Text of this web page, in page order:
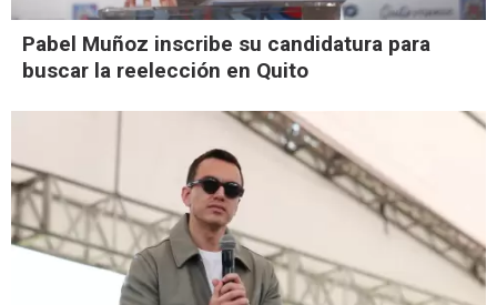
Pabel Muñoz inscribe su candidatura para
buscar la reelección en Quito